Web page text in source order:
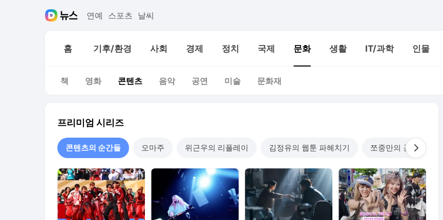
연예 스포츠 날씨
홈 기후/환경 사회 경제 정치 국제 문화 생활 IT/과학 인물
책 영화 콘텐츠 음악 공연 미술 문화재
프리미엄 시리즈
콘텐츠의 순간들 오마주 위근우의 리플레이 김정유의 웹툰 파헤치기 쪼중만의 공포체험